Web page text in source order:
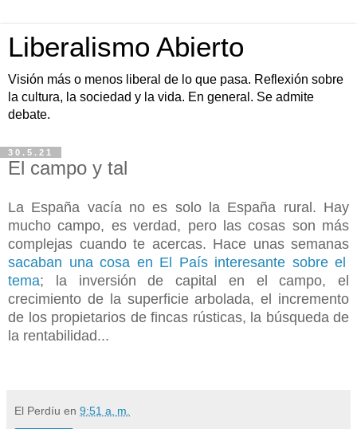
Liberalismo Abierto
Visión más o menos liberal de lo que pasa. Reflexión sobre
la cultura, la sociedad y la vida. En general. Se admite
debate.
30.5.21
El campo y tal
La España vacía no es solo la España rural. Hay
mucho campo, es verdad, pero las cosas son más
complejas cuando te acercas. Hace unas semanas
sacaban una cosa en El País interesante sobre el
tema; la inversión de capital en el campo, el
crecimiento de la superficie arbolada, el incremento
de los propietarios de fincas rústicas, la búsqueda de
la rentabilidad...
El Perdíu en 9:51 a. m.